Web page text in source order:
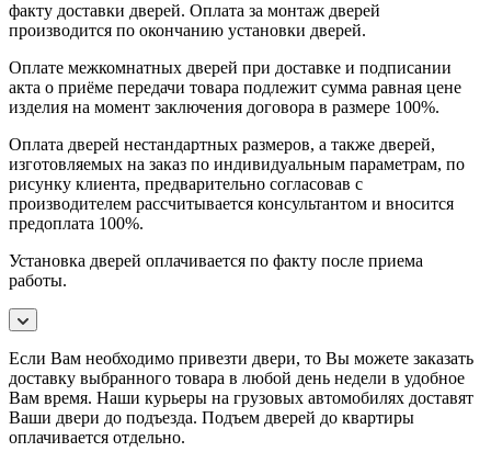
факту доставки дверей. Оплата за монтаж дверей
производится по окончанию установки дверей.
Оплате межкомнатных дверей при доставке и подписании
акта о приёме передачи товара подлежит сумма равная цене
изделия на момент заключения договора в размере 100%.
Оплата дверей нестандартных размеров, а также дверей,
изготовляемых на заказ по индивидуальным параметрам, по
рисунку клиента, предварительно согласовав с
производителем рассчитывается консультантом и вносится
предоплата 100%.
Установка дверей оплачивается по факту после приема
работы.
Если Вам необходимо привезти двери, то Вы можете заказать
доставку выбранного товара в любой день недели в удобное
Вам время. Наши курьеры на грузовых автомобилях доставят
Ваши двери до подъезда. Подъем дверей до квартиры
оплачивается отдельно.